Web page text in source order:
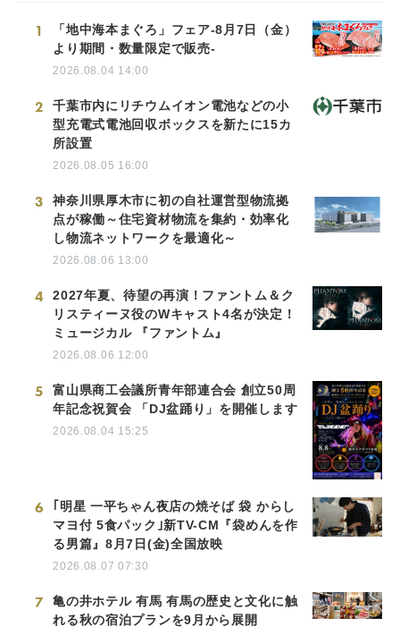
1
「地中海本まぐろ」フェア-8月7日（金）
より期間・数量限定で販売-
2026.08.04 14:00
2
千葉市内にリチウムイオン電池などの小
型充電式電池回収ボックスを新たに15カ
所設置
2026.08.05 16:00
3
神奈川県厚木市に初の自社運営型物流拠
点が稼働～住宅資材物流を集約・効率化
し物流ネットワークを最適化～
2026.08.06 13:00
4
2027年夏、待望の再演！ファントム＆ク
リスティーヌ役のWキャスト4名が決定！
ミュージカル 『ファントム』
2026.08.06 12:00
5
富山県商工会議所青年部連合会 創立50周
年記念祝賀会 「DJ盆踊り」を開催します
2026.08.04 15:25
6
｢明星 一平ちゃん夜店の焼そば 袋 からし
マヨ付 5食パック｣新TV-CM『袋めんを作
る男篇』8月7日(金)全国放映
2026.08.07 07:30
7
亀の井ホテル 有馬 有馬の歴史と文化に触
れる秋の宿泊プランを9月から展開